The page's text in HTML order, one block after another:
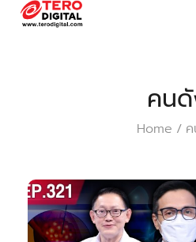
คน
Home /